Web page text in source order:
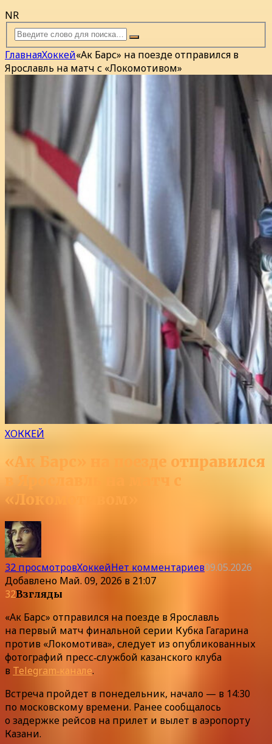
NR
ГлавнаяХоккей«Ак Барс» на поезде отправился в
Ярославль на матч с «Локомотивом»
ХОККЕЙ
«Ак Барс» на поезде отправился
в Ярославль на матч с
«Локомотивом»
32 просмотровХоккейНет комментариев09.05.2026
Добавлено Май. 09, 2026 в 21:07
32Взгляды
«Ак Барс» отправился на поезде в Ярославль
на первый матч финальной серии Кубка Гагарина
против «Локомотива», следует из опубликованных
фотографий пресс‑службой казанского клуба
в Telegram‑канале.
Встреча пройдет в понедельник, начало — в 14:30
по московскому времени. Ранее сообщалось
о задержке рейсов на прилет и вылет в аэропорту
Казани.